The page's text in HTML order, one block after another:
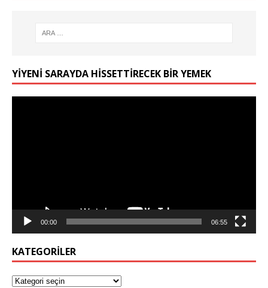
YIYENI SARAYDA HISSETTIRECEK BIR YEMEK
00:00 06:55
KATEGORILER